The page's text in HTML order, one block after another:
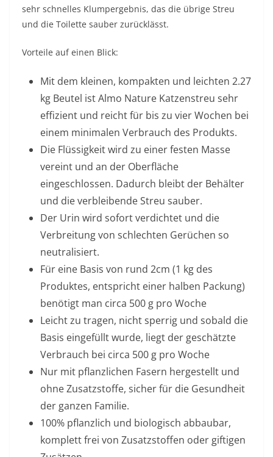
sehr schnelles Klumpergebnis, das die übrige Streu
und die Toilette sauber zurücklässt.
Vorteile auf einen Blick:
Mit dem kleinen, kompakten und leichten 2.27
kg Beutel ist Almo Nature Katzenstreu sehr
effizient und reicht für bis zu vier Wochen bei
einem minimalen Verbrauch des Produkts.
Die Flüssigkeit wird zu einer festen Masse
vereint und an der Oberfläche
eingeschlossen. Dadurch bleibt der Behälter
und die verbleibende Streu sauber.
Der Urin wird sofort verdichtet und die
Verbreitung von schlechten Gerüchen so
neutralisiert.
Für eine Basis von rund 2cm (1 kg des
Produktes, entspricht einer halben Packung)
benötigt man circa 500 g pro Woche
Leicht zu tragen, nicht sperrig und sobald die
Basis eingefüllt wurde, liegt der geschätzte
Verbrauch bei circa 500 g pro Woche
Nur mit pflanzlichen Fasern hergestellt und
ohne Zusatzstoffe, sicher für die Gesundheit
der ganzen Familie.
100% pflanzlich und biologisch abbaubar,
komplett frei von Zusatzstoffen oder giftigen